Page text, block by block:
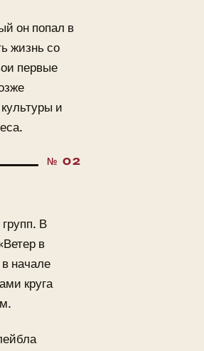
он попал в
жизнь со
первые
и
В
в
начале
круга